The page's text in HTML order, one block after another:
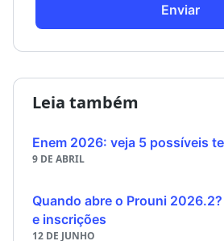
Enviar
Leia também
Enem 2026: veja 5 possíveis
9 DE ABRIL
Quando abre o Prouni
e inscrições
12 DE JUNHO